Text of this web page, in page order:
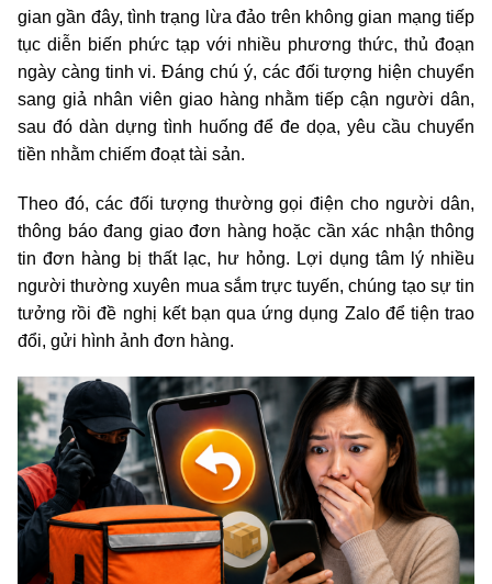
gian gần đây, tình trạng lừa đảo trên không gian mạng tiếp
tục diễn biến phức tạp với nhiều phương thức, thủ đoạn
ngày càng tinh vi. Đáng chú ý, các đối tượng hiện chuyển
sang giả nhân viên giao hàng nhằm tiếp cận người dân,
sau đó dàn dựng tình huống để đe dọa, yêu cầu chuyển
tiền nhằm chiếm đoạt tài sản.
Theo đó, các đối tượng thường gọi điện cho người dân,
thông báo đang giao đơn hàng hoặc cần xác nhận thông
tin đơn hàng bị thất lạc, hư hỏng. Lợi dụng tâm lý nhiều
người thường xuyên mua sắm trực tuyến, chúng tạo sự tin
tưởng rồi đề nghị kết bạn qua ứng dụng Zalo để tiện trao
đổi, gửi hình ảnh đơn hàng.